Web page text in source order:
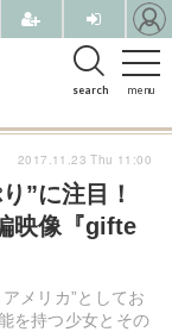
menu
search
”に注目！
映像『gifte
メリカ”としてお
を持つ少女とその
2017.11.23 Thu 11:00